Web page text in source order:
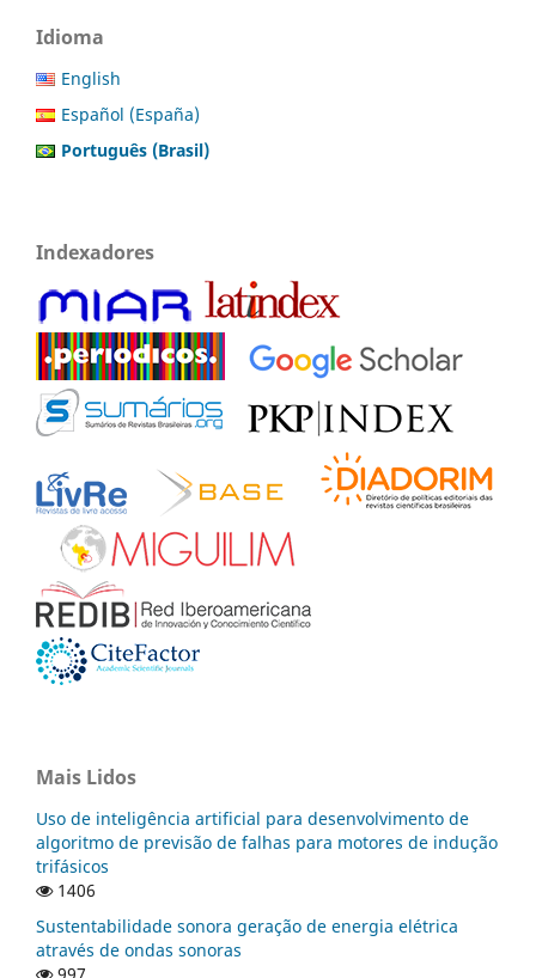
Idioma
English
Español (España)
Português (Brasil)
Indexadores
Mais Lidos
Uso de inteligência artificial para desenvolvimento de
algoritmo de previsão de falhas para motores de indução
trifásicos
1406
Sustentabilidade sonora geração de energia elétrica
através de ondas sonoras
997